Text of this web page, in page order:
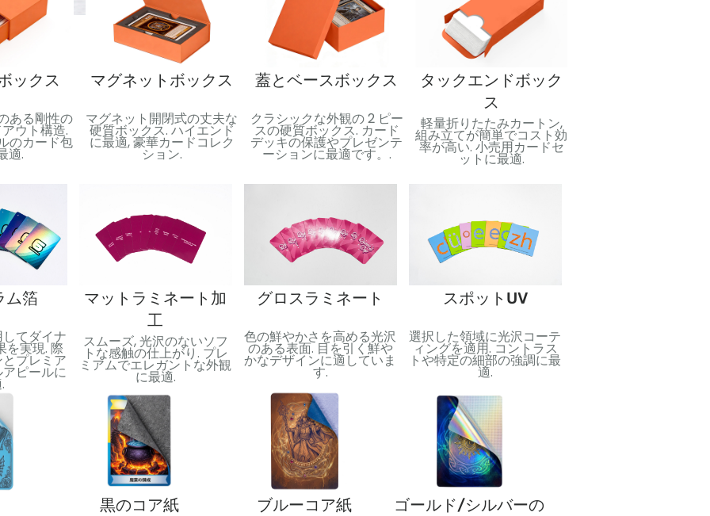
ックス
ある剛性の
ウト構造.
のカード包
適.
マグネットボックス
マグネット開閉式の丈夫な
硬質ボックス. ハイエンド
に最適, 豪華カードコレク
ション.
蓋とベースボックス
クラシックな外観の 2 ピー
スの硬質ボックス. カード
デッキの保護やプレゼンテ
ーションに最適です。.
タックエンドボック
ス
軽量折りたたみカートン,
組み立てが簡単でコスト効
率が高い. 小売用カードセ
ットに最適.
ム箔
てダイナ
を実現. 際
プレミア
ピールに
マットラミネート加
工
スムーズ, 光沢のないソフ
トな感触の仕上がり. プレ
ミアムでエレガントな外観
に最適.
グロスラミネート
色の鮮やかさを高める光沢
のある表面. 目を引く鮮や
かなデザインに適していま
す.
スポットUV
選択した領域に光沢コーテ
ィングを適用. コントラス
トや特定の細部の強調に最
適.
黒のコア紙 ブルーコア紙
ゴールド/シルバーの